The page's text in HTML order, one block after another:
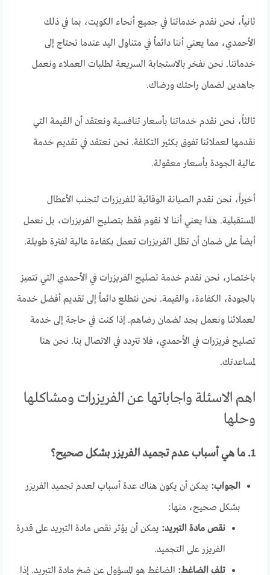
ثانياً، نحن نقدم خدماتنا في جميع أنحاء الكويت، بما في ذلك
الأحمدي، مما يعني أننا دائماً في متناول اليد عندما تحتاج إلى
خدماتنا. نحن نفخر بالاستجابة السريعة لطلبات العملاء ونعمل
جاهدين لضمان راحتك ورضاك.
ثالثاً، نحن نقدم خدماتنا بأسعار تنافسية ونعتقد أن القيمة التي
نقدمها لعملائنا تفوق بكثير التكلفة. نحن نعتقد في تقديم خدمة
عالية الجودة بأسعار معقولة.
أخيراً، نحن نقدم الصيانة الوقائية للفريزرات لتجنب الأعطال
المستقبلية. هذا يعني أننا لا نقوم فقط بتصليح الفريزرات، بل نعمل
أيضاً على ضمان أن تظل الفريزرات تعمل بكفاءة عالية لفترة طويلة.
باختصار، نحن نقدم خدمة تصليح الفريزرات في الأحمدي التي تتميز
بالجودة، الكفاءة، والقيمة. نحن نتطلع دائماً إلى تقديم أفضل خدمة
لعملائنا ونعمل بجد لضمان رضاهم. إذا كنت في حاجة إلى خدمة
تصليح فريزرات في الأحمدي، فلا تتردد في الاتصال بنا. نحن هنا
لمساعدتك.
اهم الاسئلة واجاباتها عن الفريزرات ومشاكلها
وحلها
1. ما هي أسباب عدم تجميد الفريزر بشكل صحيح؟
الجواب: يمكن أن يكون هناك عدة أسباب لعدم تجميد الفريزر
بشكل صحيح، منها:
نقص مادة التبريد: يمكن أن يؤثر نقص مادة التبريد على قدرة
الفريزر على التجميد.
تلف الضاغط: الضاغط هو المسؤول عن ضخ مادة التبريد. إذا